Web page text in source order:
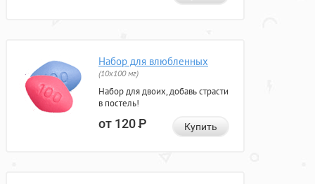
Набор для влюбленных
(10х100 мг)
Набор для двоих, добавь страсти
в постель!
от 120Р Купить